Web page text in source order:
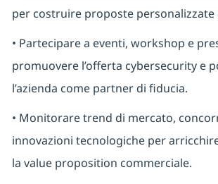
per costruire proposte personalizzate
• Partecipare a eventi, workshop e
promuovere l’offerta cybersecurity e
l’azienda come partner di fiducia.
• Monitorare trend di mercato,
innovazioni tecnologiche per
la value proposition commerciale.